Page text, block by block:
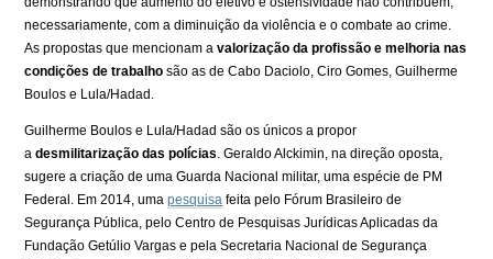
necessariamente, com a diminuição da violência e o combate ao crime.
As propostas que mencionam avalorização da profissão e melhoria nas
condições de trabalho são as de Cabo Daciolo, Ciro Gomes, Guilherme
Boulos e Lula/Hadad.
Guilherme Boulos e Lula/Hadad são os únicos a propor
adesmilitarização das polícias . Geraldo Alckimin, na direção oposta,
sugere a criação de uma Guarda Nacional militar, uma espécie de PM
Federal. Em 2014, umapesquisa feita pelo Fórum Brasileiro de
Segurança Pública, pelo Centro de Pesquisas Jurídicas Aplicadas da
Fundação Getúlio Vargas e pela Secretaria Nacional de Segurança